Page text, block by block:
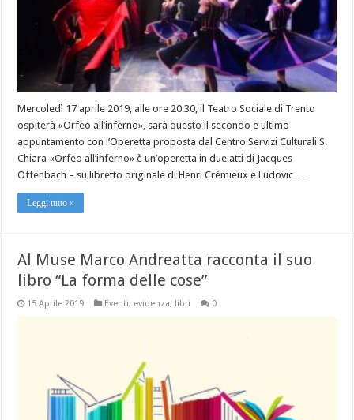
Mercoledì 17 aprile 2019, alle ore 20.30, il Teatro Sociale di Trento
ospiterà «Orfeo all’inferno», sarà questo il secondo e ultimo
appuntamento con l’Operetta proposta dal Centro Servizi Culturali S.
Chiara «Orfeo all’inferno» è un’operetta in due atti di Jacques
Offenbach – su libretto originale di Henri Crémieux e Ludovic …
Leggi tutto »
Al Muse Marco Andreatta racconta il suo
libro “La forma delle cose”
15 Aprile 2019 Eventi, evidenza, libri 0